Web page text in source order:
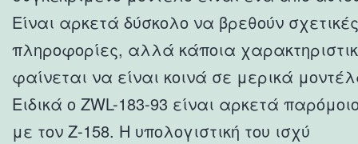
Είναι αρκετά δύσκολο να βρεθούν σχετικές
πληροφορίες, αλλά κάποια
φαίνεται να είναι κοινά σε μερικά
Ειδικά ο ZWL-183-93 είναι αρκετά
με τον Ζ-158. Η υπολογιστική του ισχύ